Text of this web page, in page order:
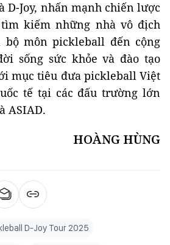
D-Joy, nhấn mạnh chiến lược
kiếm những nhà vô địch
bộ môn pickleball đến cộng
sống sức khỏe và đào tạo
mục tiêu đưa pickleball Việt
tế tại các đấu trường lớn
ASIAD.
HOÀNG HÙNG
D-Joy Tour 2025